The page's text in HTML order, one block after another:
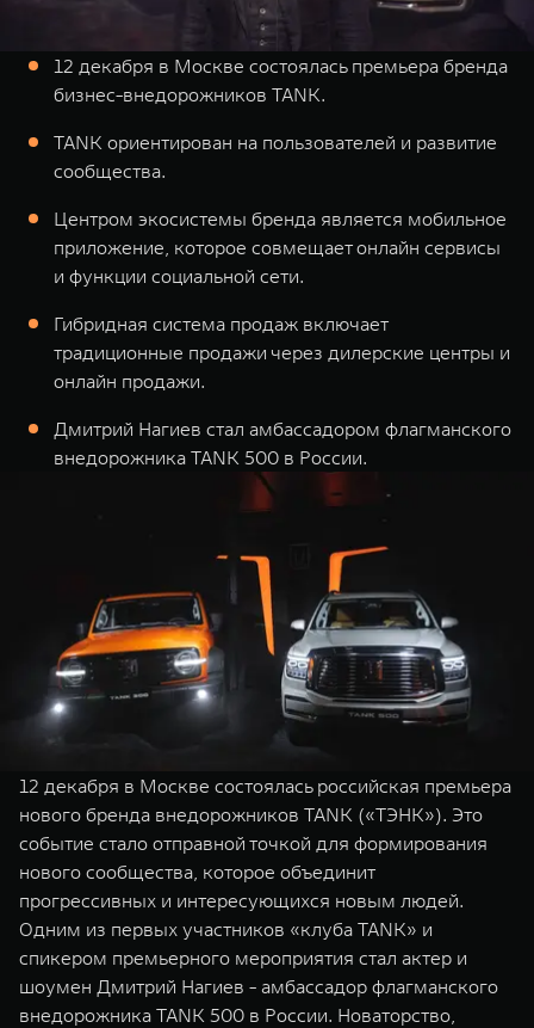
TANK 500
Веди за собой
TANK 700
Расширяя границы комфорта
от 6 149 000 ₽ от 5 699
WEY 80
Масштаб возможностей
от 6 449 000 ₽
Масштаб
от 8 099
TANK Финансы
Корпоративным клиентам
TANK ФИНАНСЫ
TANK Кредит
TANK Лизинг
TANK Страхование
Сервис
Специальные предложения
Моторные масла
ЦИФРОВЫЕ СЕРВИСЫ TANK
Цифровые сервисы TANK
Подписки
12 декабря в Москве состоялась премьера бренда
бизнес-внедорожников TANK.
TANK ориентирован на пользователей и развитие
сообщества.
Центром экосистемы бренда является мобильное
приложение, которое совмещает онлайн сервисы
и функции социальной сети.
Гибридная система продаж включает
традиционные продажи через дилерские центры и
онлайн продажи.
Дмитрий Нагиев стал амбассадором флагманского
внедорожника TANK 500 в России.
12 декабря в Москве состоялась российская премьера
нового бренда внедорожников TANK («ТЭНК»). Это
событие стало отправной точкой для формирования
нового сообщества, которое объединит
прогрессивных и интересующихся новым людей.
Одним из первых участников «клуба TANK» и
спикером премьерного мероприятия стал актер и
шоумен Дмитрий Нагиев - амбассадор флагманского
внедорожника TANK 500 в России. Новаторство,